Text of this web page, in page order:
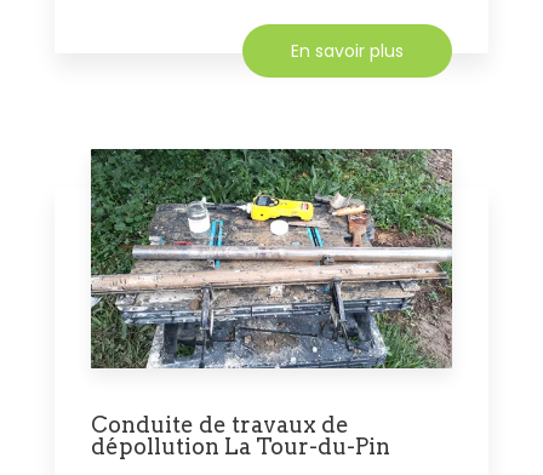
En savoir plus
Conduite de travaux de
dépollution La Tour-du-Pin